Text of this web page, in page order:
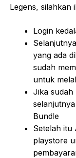
Legens, silahkan
Login
yang ada
sudah
untuk
Jika sudah
Bundle
Setelah itu
playstore